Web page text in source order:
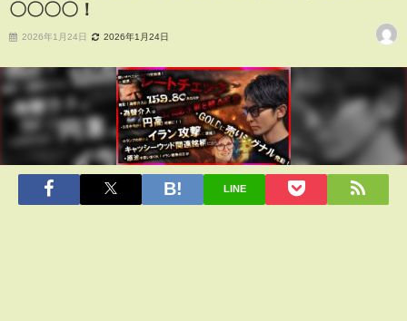
〇〇〇〇！
2026年1月24日 2026年1月24日
LINE